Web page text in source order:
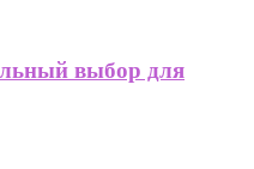
выбор для